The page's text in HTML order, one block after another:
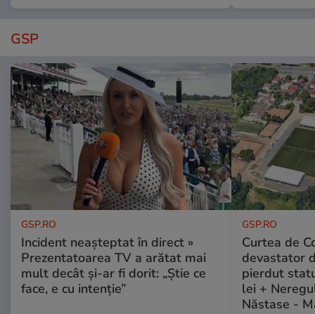
GSP
GSP.RO
Incident neașteptat în direct »
Prezentatoarea TV a arătat mai
mult decât și-ar fi dorit: „Știe ce
face, e cu intenție”
GSP.RO
Curtea de
devastator
pierdut
lei +
Năstase -